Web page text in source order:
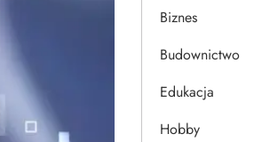
Biznes
Budownictwo
Edukacja
Hobby